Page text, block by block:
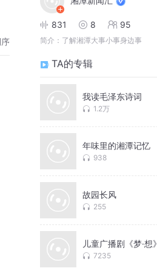
831 8 95
简介： 了解湘潭大事小事身边事
TA的专辑
我读毛泽东诗词
1.2万
年味里的湘潭记忆
938
故园长风
255
儿童广播剧《梦·想》
7235